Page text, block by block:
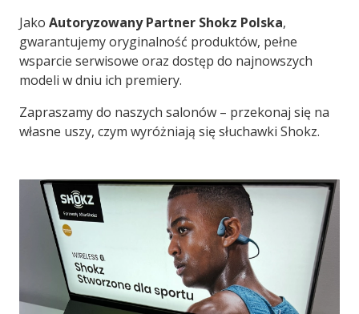
JakoAutoryzowany Partner Shokz Polska,
gwarantujemy oryginalność produktów, pełne
wsparcie serwisowe oraz dostęp do najnowszych
modeli w dniu ich premiery.
Zapraszamy do naszych salonów – przekonaj się na
własne uszy, czym wyróżniają się słuchawki Shokz.